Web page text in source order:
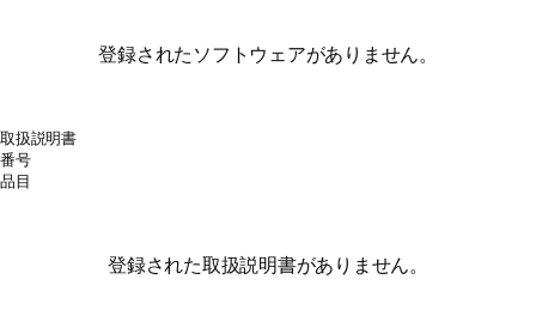
登録されたソフトウェアがありません。
取扱説明書
番号
品目
登録された取扱説明書がありません。